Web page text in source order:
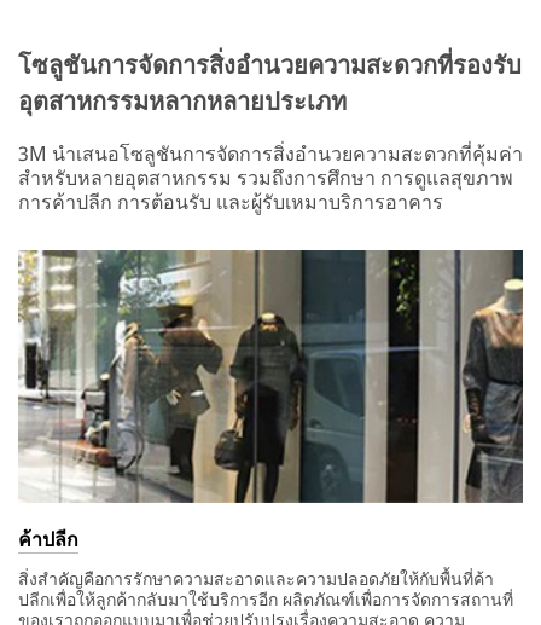
โซลูชันการจัดการสิ่งอำนวยความสะดวกที่รองรับ
อุตสาหกรรมหลากหลายประเภท
3M นำเสนอโซลูชันการจัดการสิ่งอำนวยความสะดวกที่คุ้มค่า
สำหรับหลายอุตสาหกรรม รวมถึงการศึกษา การดูแลสุขภาพ
การค้าปลีก การต้อนรับ และผู้รับเหมาบริการอาคาร
ค้าปลีก
สิ่งสำคัญคือการรักษาความสะอาดและความปลอดภัยให้กับพื้นที่ค้า
ปลีกเพื่อให้ลูกค้ากลับมาใช้บริการอีก ผลิตภัณฑ์เพื่อการจัดการสถานที่
ของเราถูกออกแบบมาเพื่อช่วยปรับปรุงเรื่องความสะอาด ความ